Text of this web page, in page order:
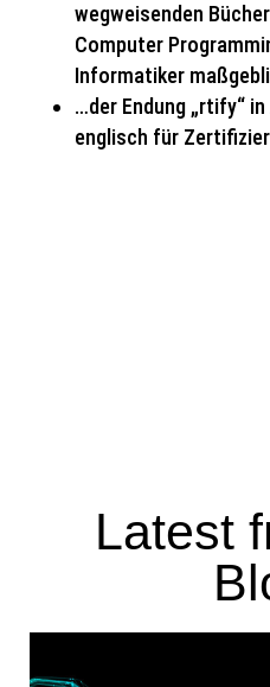
wegweisenden
Computer
Informatiker
…der Endung „rtify“
englisch für
Latest